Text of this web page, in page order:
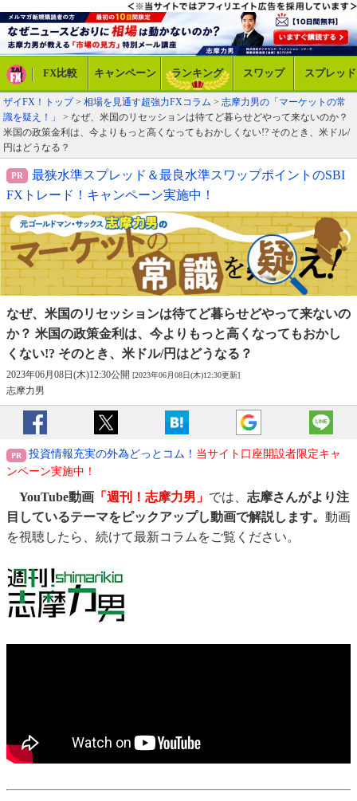
FX比較 キャンペーン ランキング スワップ スプレッド
ザイFX！トップ> 相場を見通す超強力FXコラム > 志摩力男の「マーケットの常
識を疑え！」
> なぜ、米国のリセッションは待てど暮らせどやって来ないのか？
米国の政策金利は、今よりもっと高くなってもおかしくない!? そのとき、米ドル/
円はどうなる？
最狭水準スプレッド＆最良水準スワップポイントのSBI
FXトレード！キャンペーン実施中！
なぜ、米国のリセッションは待てど暮らせどやって来ないの
か？ 米国の政策金利は、今よりもっと高くなってもおかし
くない!? そのとき、米ドル/円はどうなる？
2023年06月08日(木)12:30公開 [2023年06月08日(木)12:30更新]
志摩力男
投資情報充実の外為どっとコム！ 当サイト口座開設者限定キャ
ンペーン実施中！
YouTube動画 「週刊！志摩力男」 では、 志摩さんがより注
目しているテーマをピックアップし動画で解説します。 動画
を視聴したら、続けて最新コラムをご覧ください。